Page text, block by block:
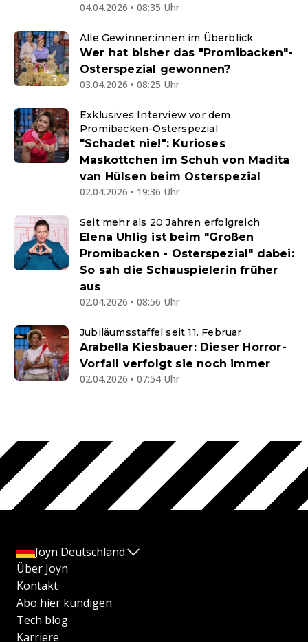
04.04.2026 • 08:35 Uhr
Alle Gewinner:innen im Überblick
Wer hat bisher das "Promibacken"-
Osterspezial gewonnen?
03.04.2026 • 08:25 Uhr
Exklusives Interview vor dem
Promibacken-Osterspezial
"Schadet nie!": Kurioses
Maskottchen im Schuh von Madita
van Hülsen beim Osterspezial
02.04.2026 • 19:36 Uhr
Seit mehr als 20 Jahren erfolgreich
Elena Uhlig ist beim "Großen
Promibacken - Osterspezial" dabei:
So sah die Schauspielerin früher
aus
02.04.2026 • 08:56 Uhr
Jubiläumsstaffel seit 11. Februar
Arabella Kiesbauer: Dieser Horror-
Vorfall verfolgt sie noch immer
02.04.2026 • 07:54 Uhr
Joyn Deutschland
Über Joyn
Kontakt
Abo hier kündigen
Tech blog
Karriere